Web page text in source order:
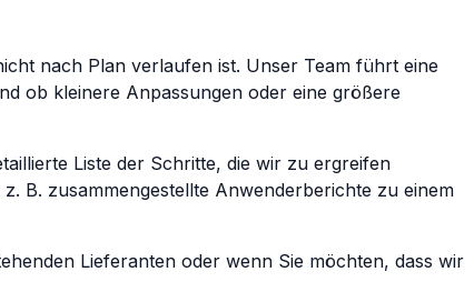
nach Plan verlaufen ist. Unser Team führt eine
ob kleinere Anpassungen oder eine größere
Liste der Schritte, die wir zu ergreifen
B. zusammengestellte Anwenderberichte zu einem
Lieferanten oder wenn Sie möchten, dass wir